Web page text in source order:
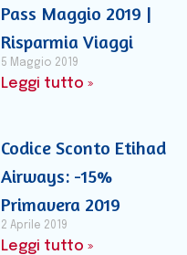
Pass Maggio 2019 |
Risparmia Viaggi
5 Maggio 2019
Leggi tutto »
Codice Sconto Etihad
Airways: -15%
Primavera 2019
2 Aprile 2019
Leggi tutto »